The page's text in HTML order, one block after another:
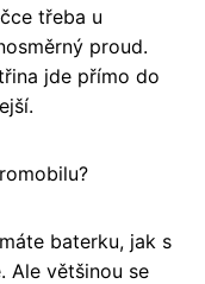
třeba u
proud.
jde přímo do
baterku, jak s
Ale většinou se